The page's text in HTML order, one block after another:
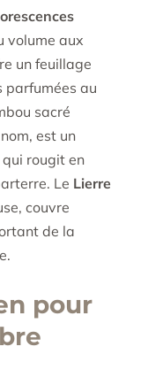
volume aux
un feuillage
parfumées au
sacré
est un
rougit en
Le Lierre
couvre
de la
pour